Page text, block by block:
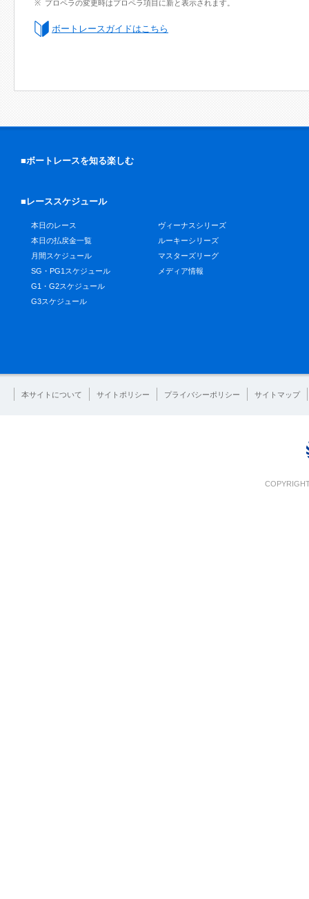
プロペラの変更時はプロペラ項目に新と表示されます。
ボートレースガイドはこちら
■ボートレースを知る楽しむ
■レーススケジュール
本日のレース
本日の払戻金一覧
月間スケジュール
SG・PG1スケジュール
G1・G2スケジュール
G3スケジュール
ヴィーナスシリーズ
ルーキーシリーズ
マスターズリーグ
メディア情報
本サイトについて サイトポリシー プライバシーポリシー サイトマップ